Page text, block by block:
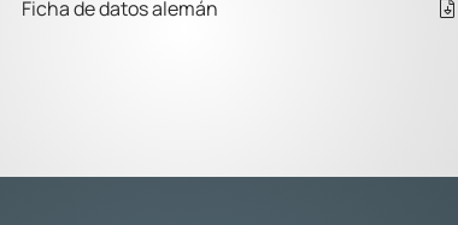
Ficha de datos alemán